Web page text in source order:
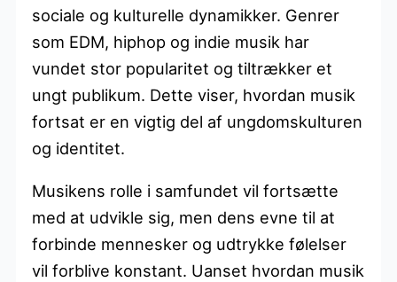
sociale og kulturelle dynamikker. Genrer
som EDM, hiphop og indie musik har
vundet stor popularitet og tiltrækker et
ungt publikum. Dette viser, hvordan musik
fortsat er en vigtig del af ungdomskulturen
og identitet.
Musikens rolle i samfundet vil fortsætte
med at udvikle sig, men dens evne til at
forbinde mennesker og udtrykke følelser
vil forblive konstant. Uanset hvordan musik